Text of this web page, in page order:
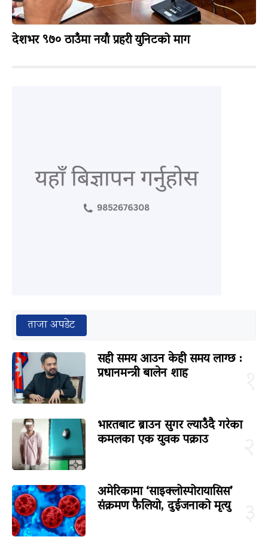
देशभर ९७० ठाउँमा नयाँ प्रहरी युनिटको माग
ताजा अपडेट
सही समय आउन केही समय लाग्छ :
प्रधानमन्त्री बालेन शाह
भारतबाट ब्राउन सुगर ल्याउँदै गरेका
कमलका एक युवक पक्राउ
अमेरिकामा ‘साइक्लोस्पोरायासिस’
संक्रमण फैलियो, दुईजनाको मृत्यु